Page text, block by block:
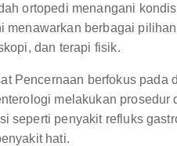
ortopedi menangani
menawarkan berbagai
dan terapi fisik.
Pencernaan berfokus pada
melakukan
seperti penyakit refluks
hati.